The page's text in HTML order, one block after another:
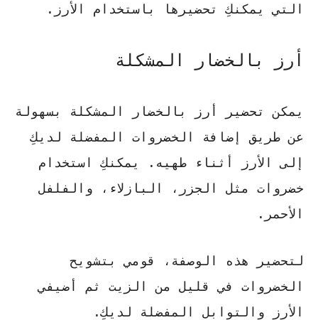
التي يمكنكِ تحضيرها باستخدام الأرز.
أرز بالخضار المشكلة
يمكن تحضير أرز بالخضار المشكلة بسهولة
عن طريق إضافة الخضروات المفضلة لديكِ
إلى الأرز أثناء طهيه. يمكنكِ استخدام
خضروات مثل الجزر، البازلاء، والفلفل
الأحمر.
لتحضير هذه الوصفة، قومي بتشويح
الخضروات في قليل من الزيت ثم أضيفي
الأرز والتوابل المفضلة لديكِ.